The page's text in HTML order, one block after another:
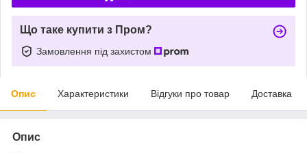
Що таке купити з Пром?
Замовлення під захистом
Опис Характеристики Відгуки про товар Доставка
Опис